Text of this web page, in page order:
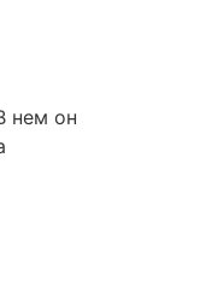
нем он